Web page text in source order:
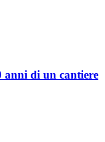
anni di un cantiere